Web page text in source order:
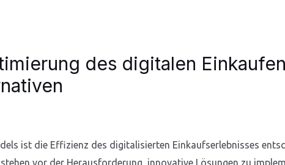
des digitalen
ist die Effizienz des digitalisierten Einkaufserlebnisses
vor der Herausforderung, innovative Lösungen zu